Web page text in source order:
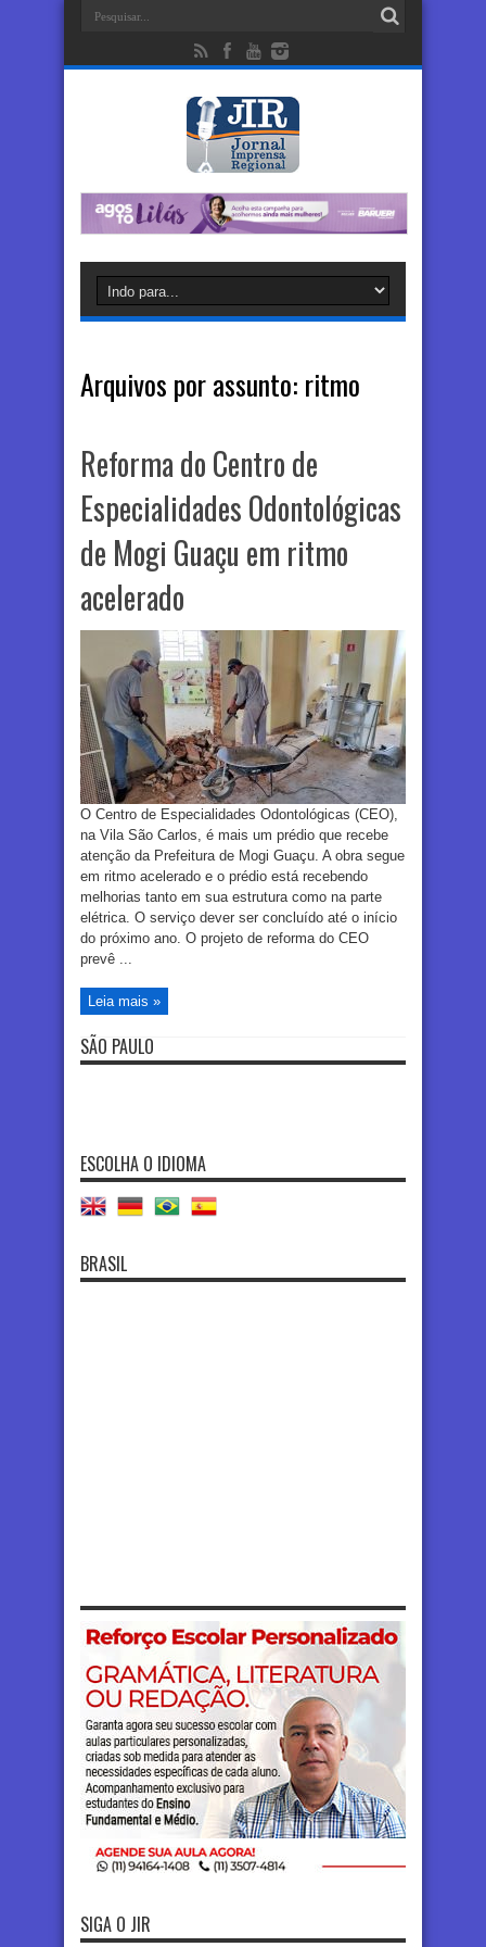
Arquivos por assunto: ritmo
Reforma do Centro de
Especialidades Odontológicas
de Mogi Guaçu em ritmo
acelerado
O Centro de Especialidades Odontológicas (CEO),
na Vila São Carlos, é mais um prédio que recebe
atenção da Prefeitura de Mogi Guaçu. A obra segue
em ritmo acelerado e o prédio está recebendo
melhorias tanto em sua estrutura como na parte
elétrica. O serviço dever ser concluído até o início
do próximo ano. O projeto de reforma do CEO
prevê ...
Leia mais »
SÃO PAULO
ESCOLHA O IDIOMA
BRASIL
SIGA O JIR